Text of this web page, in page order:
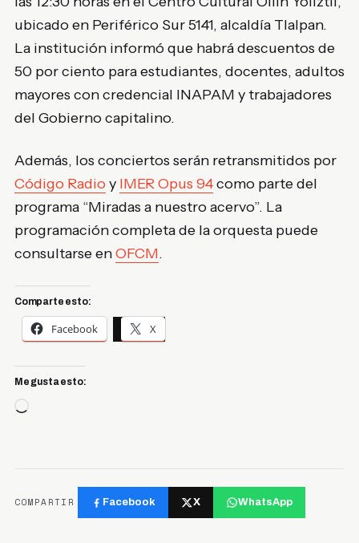
ubicado en Periférico Sur 5141, alcaldía Tlalpan.
La institución informó que habrá descuentos de
50 por ciento para estudiantes, docentes, adultos
mayores con credencial INAPAM y trabajadores
del Gobierno capitalino.
Además, los conciertos serán retransmitidos por
Código Radio y IMER Opus 94como parte del
programa “Miradas a nuestro acervo”. La
programación completa de la orquesta puede
consultarse enOFCM.
Comparte esto:
Facebook X
Me gusta esto:
Cargando...
COMPARTIR Facebook X WhatsApp